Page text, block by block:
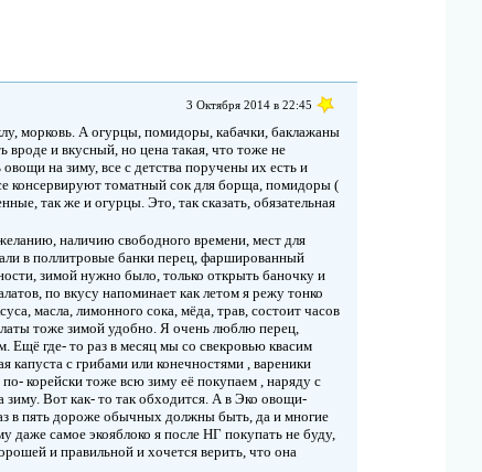
3 Октября 2014 в 22:45
морковь. А огурцы, помидоры, кабачки, баклажаны
вроде и вкусный, но цена такая, что тоже не
на зиму, все с детства поручены их есть и
консервируют томатный сок для борща, помидоры (
так же и огурцы. Это, так сказать, обязательная
наличию свободного времени, мест для
в поллитровые банки перец, фаршированный
зимой нужно было, только открыть баночку и
по вкусу напоминает как летом я режу тонко
масла, лимонного сока, мёда, трав, состоит часов
тоже зимой удобно. Я очень люблю перец,
где- то раз в месяц мы со свекровью квасим
капуста с грибами или конечностями , вареники
корейски тоже всю зиму её покупаем , наряду с
зиму. Вот как- то так обходится. А в Эко овощи-
в пять дороже обычных должны быть, да и многие
даже самое экояблоко я после НГ покупать не буду,
и правильной и хочется верить, что она